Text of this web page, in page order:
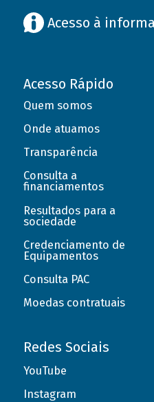
Acesso à
Acesso Rápido
Quem somos
Onde atuamos
Transparência
Consulta a
financiamentos
Resultados para a
sociedade
Credenciamento de
Equipamentos
Consulta PAC
Moedas contratuais
Redes Sociais
YouTube
Instagram